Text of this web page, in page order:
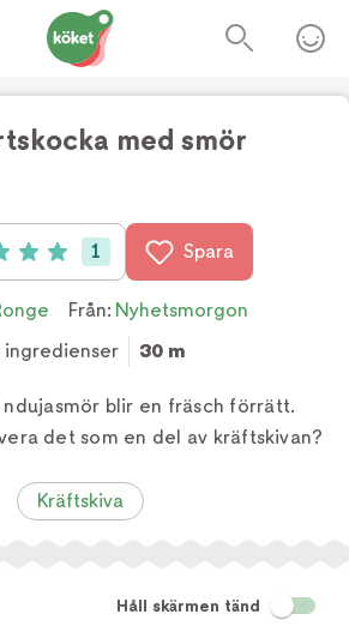
med smör
5 (1 röster)
1 Spara
Från: Nyhetsmorgon
ingredienser 30 m
blir en fräsch förrätt.
det som en del av kräftskivan?
Kräftskiva
Håll skärmen tänd